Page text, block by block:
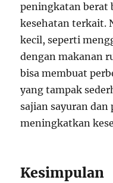
peningkatan berat
kesehatan terkait.
kecil, seperti
dengan makanan
bisa membuat
yang tampak
sajian sayuran
meningkatkan
Kesimpulan